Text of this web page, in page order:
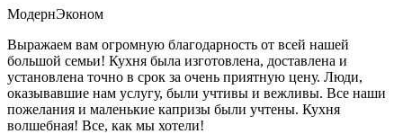
МодернЭконом
Выражаем вам огромную благодарность от всей нашей
большой семьи! Кухня была изготовлена, доставлена и
установлена точно в срок за очень приятную цену. Люди,
оказывавшие нам услугу, были учтивы и вежливы. Все наши
пожелания и маленькие капризы были учтены. Кухня
волшебная! Все, как мы хотели!